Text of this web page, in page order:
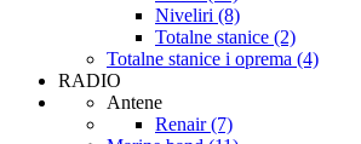
Niveliri (8)
Totalne stanice (2)
Totalne stanice i oprema (4)
RADIO
Antene
Renair (7)